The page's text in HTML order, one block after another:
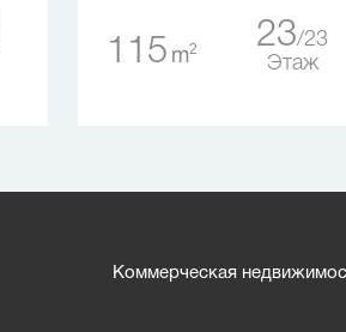
115 m2 23 23
Этаж
Коммерческая